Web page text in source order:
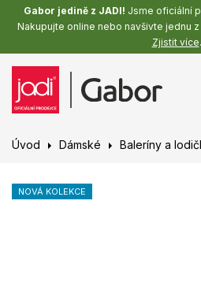
Gabor jedině z JADI! Jsme oficiální
Nakupujte online nebo navšivte jednu
Zjistit více.
Úvod Dámské Baleríny a
NOVÁ KOLEKCE